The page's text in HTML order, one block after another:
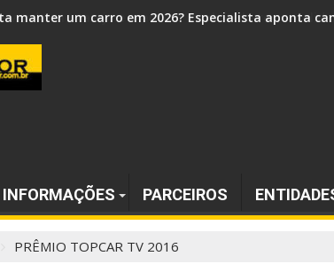
vendas no varejo e mantém market share
INFORMAÇÕES PARCEIROS
PRÊMIO TOPCAR TV 2016